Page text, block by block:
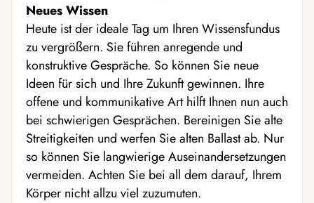
Neues Wissen
Heute ist der ideale Tag um Ihren Wissensfundus
zu vergrößern. Sie führen anregende und
konstruktive Gespräche. So können Sie neue
Ideen für sich und Ihre Zukunft gewinnen. Ihre
offene und kommunikative Art hilft Ihnen nun auch
bei schwierigen Gesprächen. Bereinigen Sie alte
Streitigkeiten und werfen Sie alten Ballast ab. Nur
so können Sie langwierige Auseinandersetzungen
vermeiden. Achten Sie bei all dem darauf, Ihrem
Körper nicht allzu viel zuzumuten.